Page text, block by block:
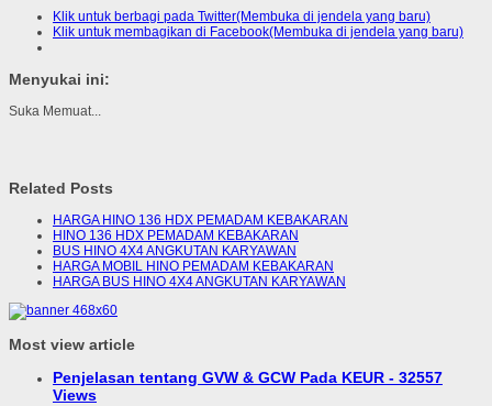
Klik untuk berbagi pada Twitter(Membuka di jendela yang baru)
Klik untuk membagikan di Facebook(Membuka di jendela yang baru)
Menyukai ini:
Suka Memuat...
Related Posts
HARGA HINO 136 HDX PEMADAM KEBAKARAN
HINO 136 HDX PEMADAM KEBAKARAN
BUS HINO 4X4 ANGKUTAN KARYAWAN
HARGA MOBIL HINO PEMADAM KEBAKARAN
HARGA BUS HINO 4X4 ANGKUTAN KARYAWAN
Most view article
Penjelasan tentang GVW & GCW Pada KEUR - 32557
Views